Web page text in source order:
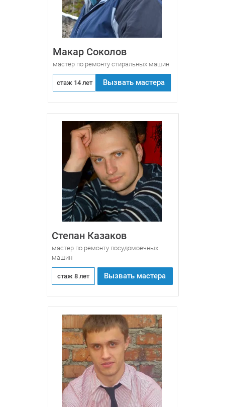
Макар Соколов
мастер по ремонту стиральных машин
стаж 14 лет Вызвать мастера
Степан Казаков
мастер по ремонту посудомоечных
машин
стаж 8 лет Вызвать мастера